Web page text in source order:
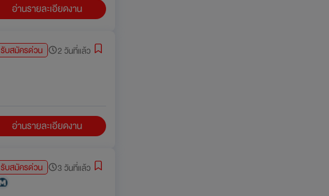
อ่านรายละเอียดงาน
รับสมัครด่วน 2 วันที่แล้ว
อ่านรายละเอียดงาน
รับสมัครด่วน 3 วันที่แล้ว